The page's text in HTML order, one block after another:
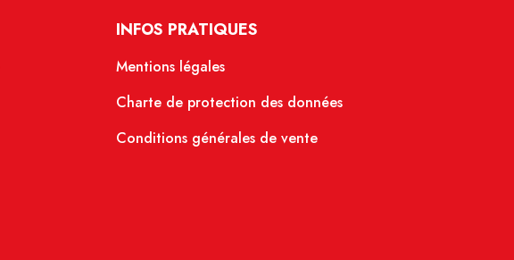
INFOS PRATIQUES
Mentions légales
Charte de protection des données
Conditions générales de vente